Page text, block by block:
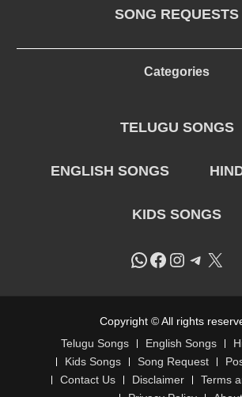
SONG REQUESTS
Categories
TELUGU SONGS
ENGLISH SONGS
KIDS SONGS
WhatsApp
Facebook
Instagram
X
Copyright © All rights
Telugu Songs
English Songs
Kids Songs
Song Request
Contact Us
Disclaimer
Terms